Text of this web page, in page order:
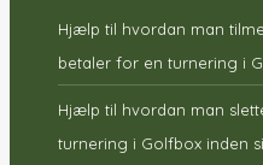
Hjælp til hvordan man
betaler for en turnering i
Hjælp til hvordan man
turnering i Golfbox inden